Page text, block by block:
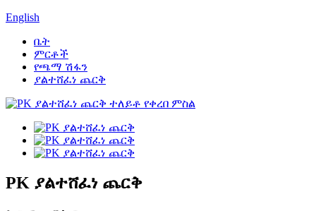
English
ቤት
ምርቶች
የጫማ ሽፋን
ያልተሸፈነ ጨርቅ
PK ያልተሸፈነ ጨርቅ